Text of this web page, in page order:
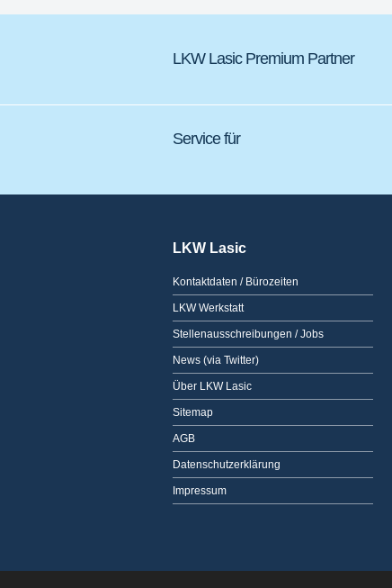
LKW Lasic Premium Partner
Service für
LKW Lasic
Kontaktdaten / Bürozeiten
LKW Werkstatt
Stellenausschreibungen / Jobs
News (via Twitter)
Über LKW Lasic
Sitemap
AGB
Datenschutzerklärung
Impressum